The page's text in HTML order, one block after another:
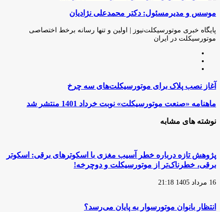
از
ایمیل
موسس و مدیرمسئول: دکتر محمدعلی نژادیان
پایگاه خبری موتورسیکلت‌نیوز | اولین و تنها رسانه برخط اختصاصی
موتورسیکلت در ایران
آغاز
نصب
پلاک
برای
موتورسیکلت‌های
سه
آغاز نصب پلاک برای موتورسیکلت‌های سه چرخ
ماهنامه
موتورسیکلت»
نوبت
منتشر
شد
ماهنامه «صنعت موتورسیکلت» نوبت خرداد 1401 منتشر شد
نوشته های مشابه
پژوهش تازه درباره خطر آسیب مغزی با اسکوترهای برقی: اسکوتر
برقی، خطرناک‌تر از موتورسیکلت و دوچرخه!
16 مرداد 1405 21:18
انتظار بانوان موتورسوار به پایان می‌رسد؟